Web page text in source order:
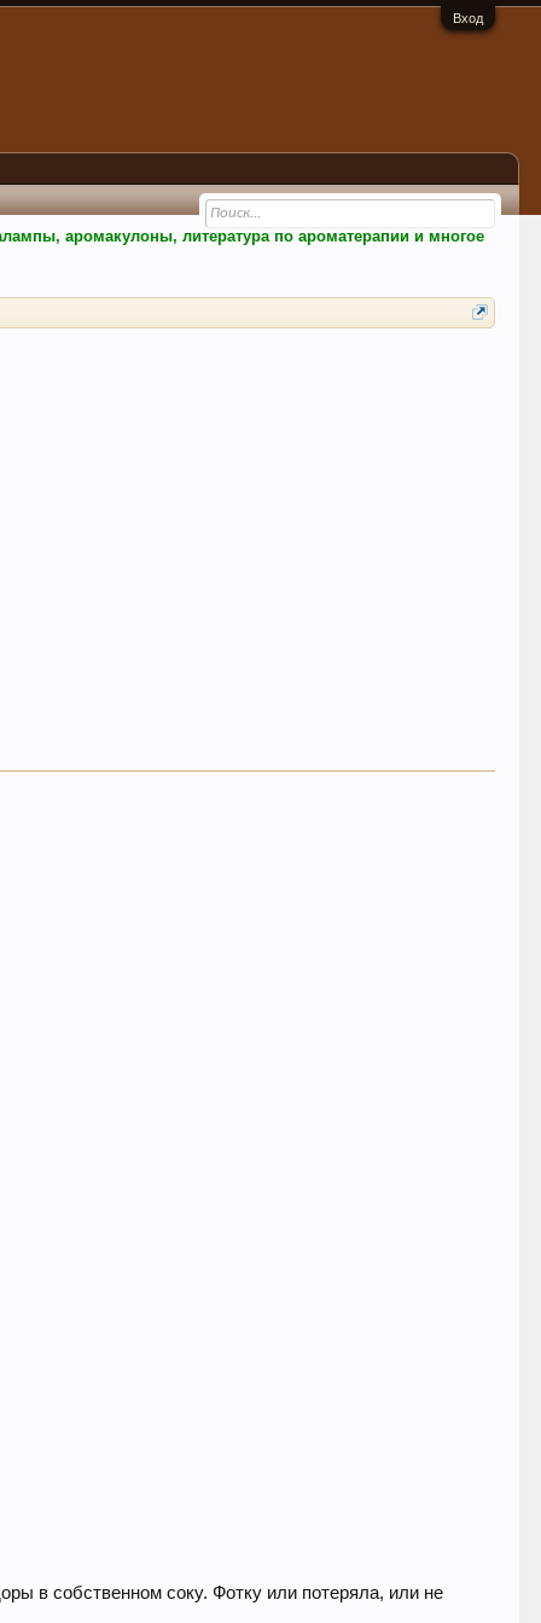
Вход
аромакулоны, литература по ароматерапии и многое
в собственном соку. Фотку или потеряла, или не